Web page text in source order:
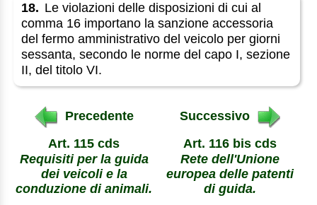
18. Le violazioni delle disposizioni di cui al
comma 16 importano la sanzione accessoria
del fermo amministrativo del veicolo per giorni
sessanta, secondo le norme del capo I, sezione
II, del titolo VI.
Precedente
Art. 115 cds
Requisiti per la guida
dei veicoli e la
conduzione di animali.
Successivo
Art. 116 bis cds
Rete dell'Unione
europea delle patenti
di guida.